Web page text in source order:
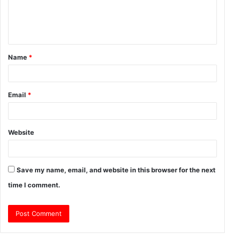
t
*
Name *
Email *
Website
Save my name, email, and website in this browser for the next
time I comment.